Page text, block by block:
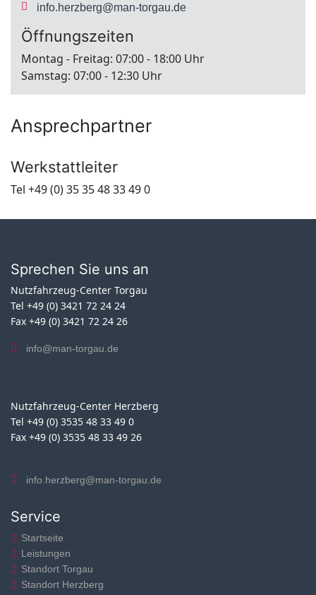
info.herzberg@man-torgau.de
Öffnungszeiten
Montag - Freitag: 07:00 - 18:00 Uhr
Samstag: 07:00 - 12:30 Uhr
Ansprechpartner
Werkstattleiter
Tel +49 (0) 35 35 48 33 49 0
Sprechen Sie uns an
Nutzfahrzeug-Center Torgau
Tel +49 (0) 3421 72 24 24
Fax +49 (0) 3421 72 24 26
info@man-torgau.de
Nutzfahrzeug-Center Herzberg
Tel +49 (0) 3535 48 33 49 0
Fax +49 (0) 3535 48 33 49 26
info.herzberg@man-torgau.de
Service
Startseite
Leistungen
Standort Torgau
Standort Herzberg